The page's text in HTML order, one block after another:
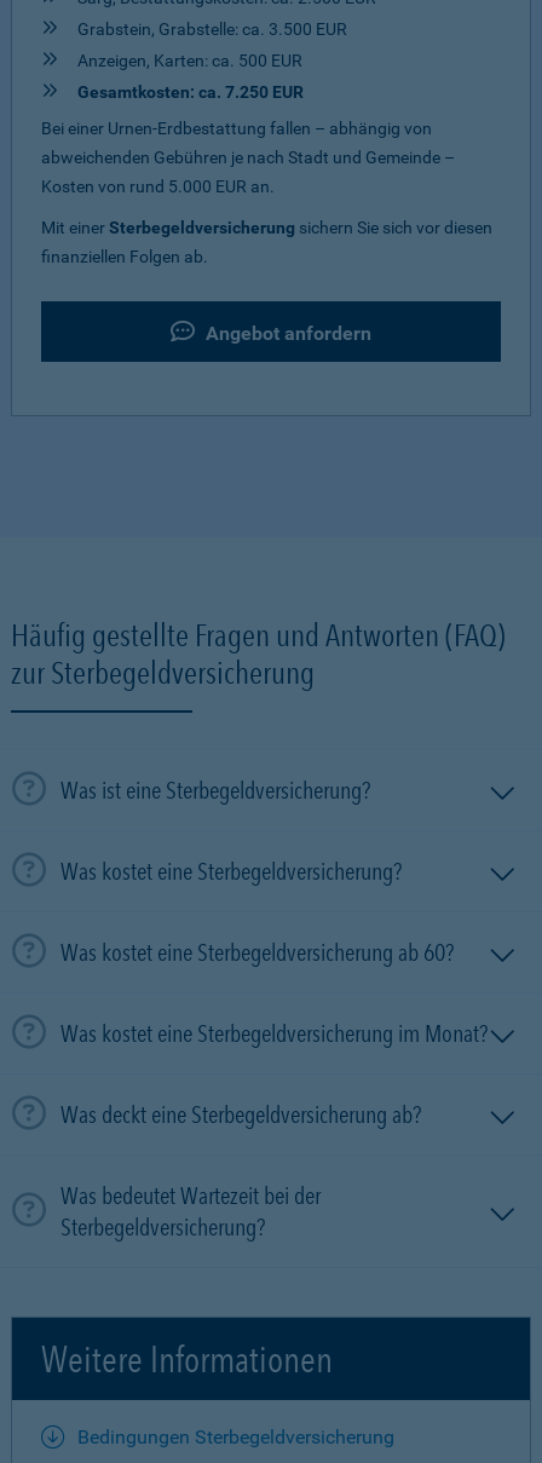
Grabstein, Grabstelle: ca. 3.500 EUR
Anzeigen, Karten: ca. 500 EUR
Gesamtkosten: ca. 7.250 EUR
Bei einer Urnen-Erdbestattung fallen – abhängig von
abweichenden Gebühren je nach Stadt und Gemeinde –
Kosten von rund 5.000 EUR an.
Mit einerSterbegeldversicherung sichern Sie sich vor diesen
finanziellen Folgen ab.
Angebot anfordern
Häufig gestellte Fragen und Antworten (FAQ)
zur Sterbegeldversicherung
Was ist eine Sterbegeldversicherung?
Was kostet eine Sterbegeldversicherung?
Was kostet eine Sterbegeldversicherung ab 60?
Was kostet eine Sterbegeldversicherung im Monat?
Was deckt eine Sterbegeldversicherung ab?
Was bedeutet Wartezeit bei der
Sterbegeldversicherung?
Weitere Informationen
Bedingungen Sterbegeldversicherung